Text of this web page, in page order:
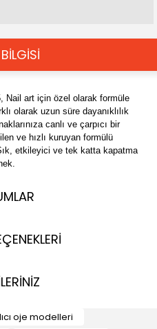
Nail art için özel olarak formüle
olarak uzun süre dayanıklılık
canlı ve çarpıcı bir
ve hızlı kuruyan formülü
etkileyici ve tek katta kapatma
oje modelleri